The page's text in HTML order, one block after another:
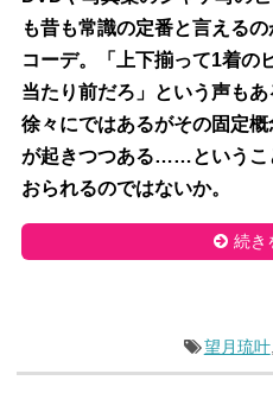
も昔も常識の定番と言える
コーデ。「上下揃って1着の
当たり前だろ」という声もあ
徐々にではあるがその固定
が起きつつある……というこ
おられるのではないか。
続き
望月琉叶,